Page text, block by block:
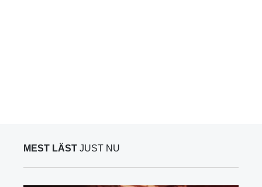
MEST LÄST JUST NU